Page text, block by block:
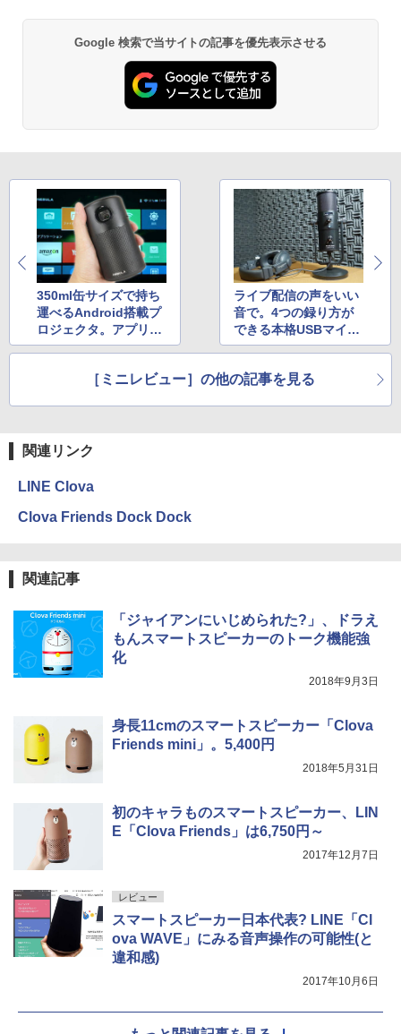
Google 検索で当サイトの記事を優先表示させる
350ml缶サイズで持ち
運べるAndroid搭載プ
ロジェクタ。アプリや
動画が大画面に
ライブ配信の声をいい
音で。4つの録り方が
できる本格USBマイク
「Uber Mic」
［ミニレビュー］の他の記事を見る
関連リンク
LINE Clova
Clova Friends Dock Dock
関連記事
「ジャイアンにいじめられた?」、ドラえ
もんスマートスピーカーのトーク機能強
化
2018年9月3日
身長11cmのスマートスピーカー「Clova
Friends mini」。5,400円
2018年5月31日
初のキャラものスマートスピーカー、LIN
E「Clova Friends」は6,750円～
2017年12月7日
レビュー
スマートスピーカー日本代表? LINE「Cl
ova WAVE」にみる音声操作の可能性(と
違和感)
2017年10月6日